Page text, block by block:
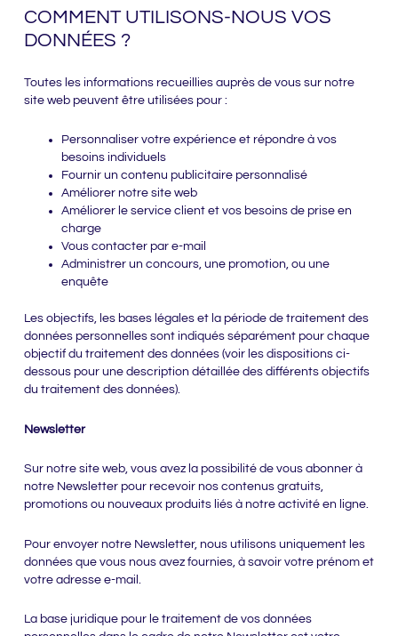
COMMENT UTILISONS-NOUS VOS
DONNÉES ?
Toutes les informations recueillies auprès de vous sur notre
site web peuvent être utilisées pour :
Personnaliser votre expérience et répondre à vos
besoins individuels
Fournir un contenu publicitaire personnalisé
Améliorer notre site web
Améliorer le service client et vos besoins de prise en
charge
Vous contacter par e-mail
Administrer un concours, une promotion, ou une
enquête
Les objectifs, les bases légales et la période de traitement des
données personnelles sont indiqués séparément pour chaque
objectif du traitement des données (voir les dispositions ci-
dessous pour une description détaillée des différents objectifs
du traitement des données).
Newsletter
Sur notre site web, vous avez la possibilité de vous abonner à
notre Newsletter pour recevoir nos contenus gratuits,
promotions ou nouveaux produits liés à notre activité en ligne.
Pour envoyer notre Newsletter, nous utilisons uniquement les
données que vous nous avez fournies, à savoir votre prénom et
votre adresse e-mail.
La base juridique pour le traitement de vos données